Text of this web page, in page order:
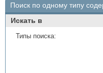
Поиск по одному типу
Искать в
Типы поиска: